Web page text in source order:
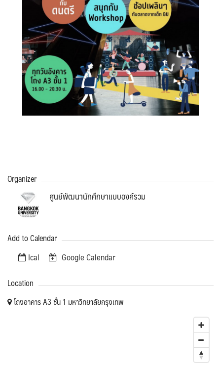
Organizer
ศูนย์พัฒนานักศึกษาแบบองค์รวม
Add to Calendar
Ical Google Calendar
Location
โถงอาคาร A3 ชั้น 1 มหาวิทยาลัยกรุงเทพ